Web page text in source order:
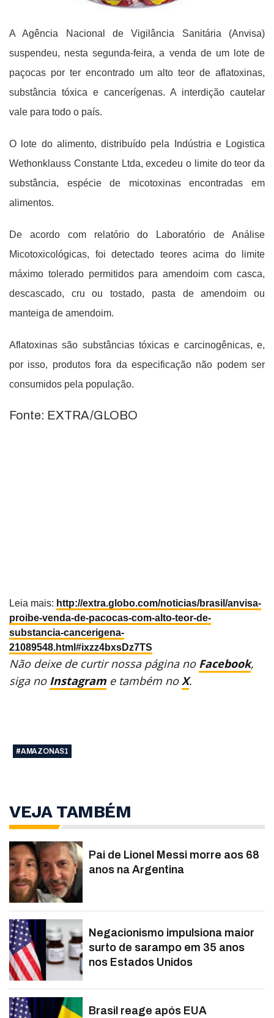
A Agência Nacional de Vigilância Sanitária (Anvisa)
suspendeu, nesta segunda-feira, a venda de um lote de
paçocas por ter encontrado um alto teor de aflatoxinas,
substância tóxica e cancerígenas. A interdição cautelar
vale para todo o país.
O lote do alimento, distribuído pela Indústria e Logistica
Wethonklauss Constante Ltda, excedeu o limite do teor da
substância, espécie de micotoxinas encontradas em
alimentos.
De acordo com relatório do Laboratório de Análise
Micotoxicológicas, foi detectado teores acima do limite
máximo tolerado permitidos para amendoim com casca,
descascado, cru ou tostado, pasta de amendoim ou
manteiga de amendoim.
Aflatoxinas são substâncias tóxicas e carcinogênicas, e,
por isso, produtos fora da especificação não podem ser
consumidos pela população.
Fonte: EXTRA/GLOBO
Leia mais: http://extra.globo.com/noticias/brasil/anvisa-
proibe-venda-de-pacocas-com-alto-teor-de-
substancia-cancerigena-
21089548.html#ixzz4bxsDz7TS
Não deixe de curtir nossa página no Facebook,
siga no Instagram e também noX.
#AMAZONAS1
VEJA TAMBÉM
Pai de Lionel Messi morre aos 68
anos na Argentina
Negacionismo impulsiona maior
surto de sarampo em 35 anos
nos Estados Unidos
Brasil reage após EUA